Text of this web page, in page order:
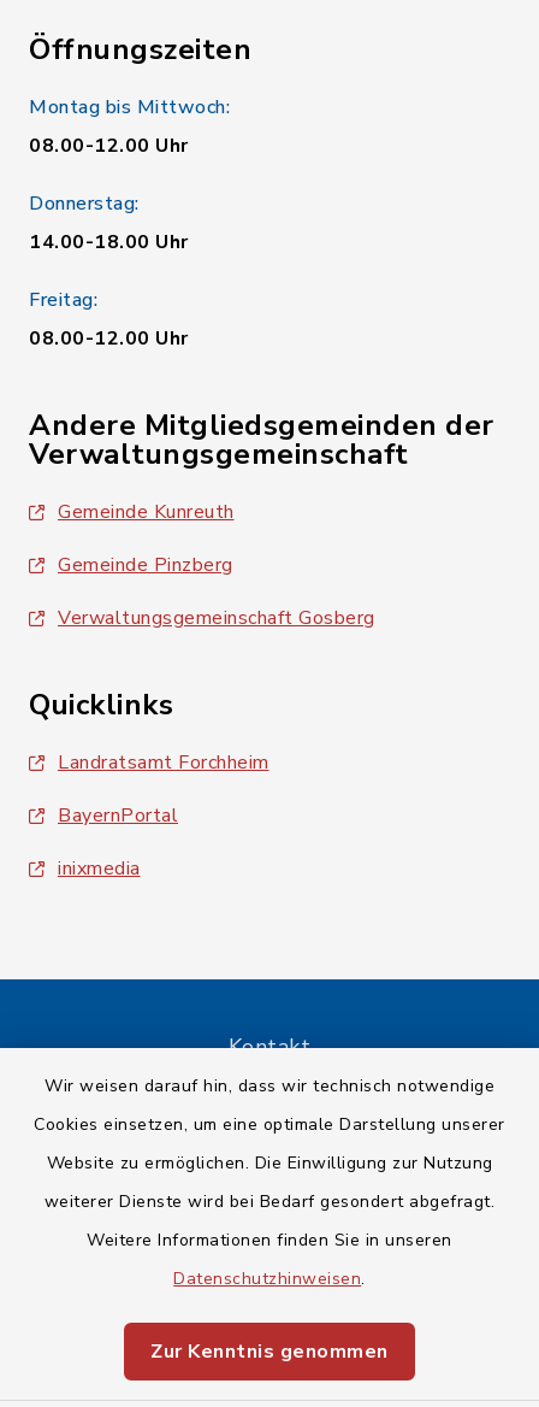
Wir weisen darauf hin, dass wir technisch notwendige
Cookies einsetzen, um eine optimale Darstellung unserer
Website zu ermöglichen. Die Einwilligung zur Nutzung
weiterer Dienste wird bei Bedarf gesondert abgefragt.
Weitere Informationen finden Sie in unseren
Datenschutzhinweisen.
Zur Kenntnis genommen
Öffnungszeiten
Montag bis Mittwoch:
08.00-12.00 Uhr
Donnerstag:
14.00-18.00 Uhr
Freitag:
08.00-12.00 Uhr
Andere Mitgliedsgemeinden der
Verwaltungsgemeinschaft
Gemeinde Kunreuth
Gemeinde Pinzberg
Verwaltungsgemeinschaft Gosberg
Quicklinks
Landratsamt Forchheim
BayernPortal
inixmedia
Kontakt
Datenschutz
Impressum
Cookie-Einstellungen